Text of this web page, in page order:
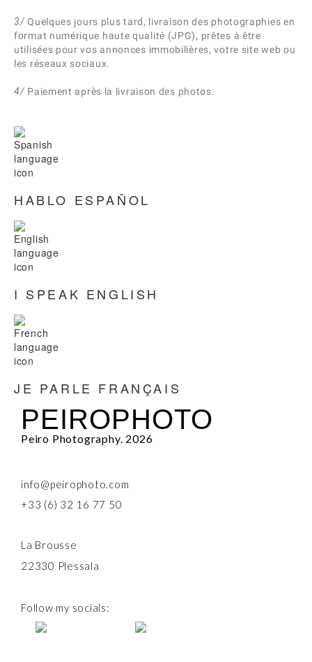
3/ Quelques jours plus tard, livraison des photographies en
format numérique haute qualité (JPG), prêtes à être
utilisées pour vos annonces immobilières, votre site web ou
les réseaux sociaux.
4/ Paiement après la livraison des photos.
HABLO ESPAÑOL
I SPEAK ENGLISH
JE PARLE FRANÇAIS
PEIROPHOTO
Peiro Photography. 2026
info@peirophoto.com
+33 (6) 32 16 77 50
La Brousse
22330 Plessala
Follow my socials: